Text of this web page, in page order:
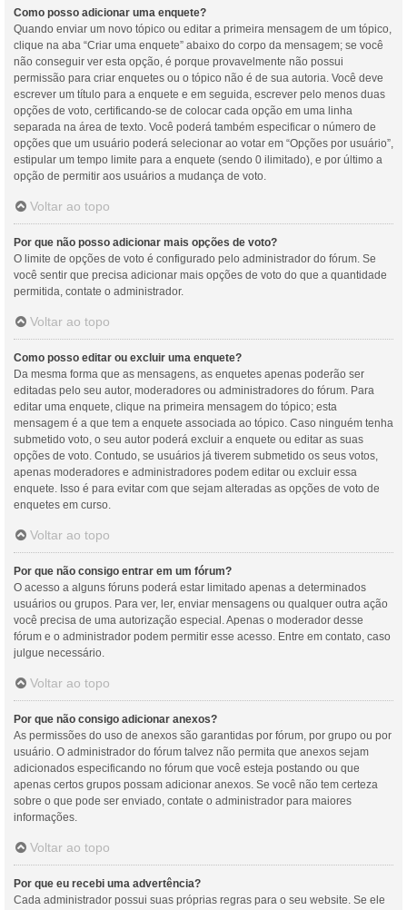
Como posso adicionar uma enquete?
Quando enviar um novo tópico ou editar a primeira mensagem de um tópico,
clique na aba “Criar uma enquete” abaixo do corpo da mensagem; se você
não conseguir ver esta opção, é porque provavelmente não possui
permissão para criar enquetes ou o tópico não é de sua autoria. Você deve
escrever um título para a enquete e em seguida, escrever pelo menos duas
opções de voto, certificando-se de colocar cada opção em uma linha
separada na área de texto. Você poderá também especificar o número de
opções que um usuário poderá selecionar ao votar em “Opções por usuário”,
estipular um tempo limite para a enquete (sendo 0 ilimitado), e por último a
opção de permitir aos usuários a mudança de voto.
Voltar ao topo
Por que não posso adicionar mais opções de voto?
O limite de opções de voto é configurado pelo administrador do fórum. Se
você sentir que precisa adicionar mais opções de voto do que a quantidade
permitida, contate o administrador.
Voltar ao topo
Como posso editar ou excluir uma enquete?
Da mesma forma que as mensagens, as enquetes apenas poderão ser
editadas pelo seu autor, moderadores ou administradores do fórum. Para
editar uma enquete, clique na primeira mensagem do tópico; esta
mensagem é a que tem a enquete associada ao tópico. Caso ninguém tenha
submetido voto, o seu autor poderá excluir a enquete ou editar as suas
opções de voto. Contudo, se usuários já tiverem submetido os seus votos,
apenas moderadores e administradores podem editar ou excluir essa
enquete. Isso é para evitar com que sejam alteradas as opções de voto de
enquetes em curso.
Voltar ao topo
Por que não consigo entrar em um fórum?
O acesso a alguns fóruns poderá estar limitado apenas a determinados
usuários ou grupos. Para ver, ler, enviar mensagens ou qualquer outra ação
você precisa de uma autorização especial. Apenas o moderador desse
fórum e o administrador podem permitir esse acesso. Entre em contato, caso
julgue necessário.
Voltar ao topo
Por que não consigo adicionar anexos?
As permissões do uso de anexos são garantidas por fórum, por grupo ou por
usuário. O administrador do fórum talvez não permita que anexos sejam
adicionados especificando no fórum que você esteja postando ou que
apenas certos grupos possam adicionar anexos. Se você não tem certeza
sobre o que pode ser enviado, contate o administrador para maiores
informações.
Voltar ao topo
Por que eu recebi uma advertência?
Cada administrador possui suas próprias regras para o seu website. Se ele